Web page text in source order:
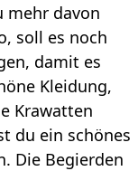
davon
soll es noch
damit es
Kleidung,
Krawatten
du ein schönes
Die Begierden